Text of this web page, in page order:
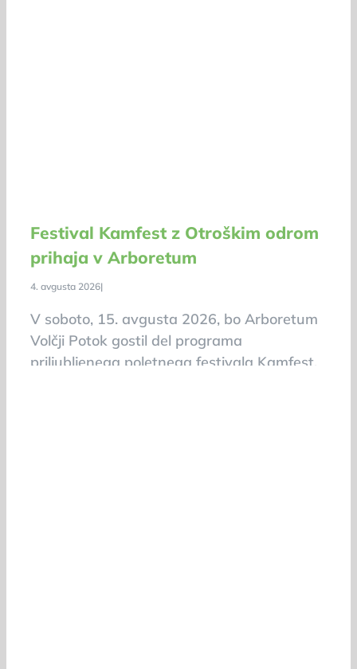
Festival Kamfest z Otroškim odrom
prihaja v Arboretum
4. avgusta 2026|
V soboto, 15. avgusta 2026, bo Arboretum
Volčji Potok gostil del programa
priljubljenega poletnega festivala Kamfest.